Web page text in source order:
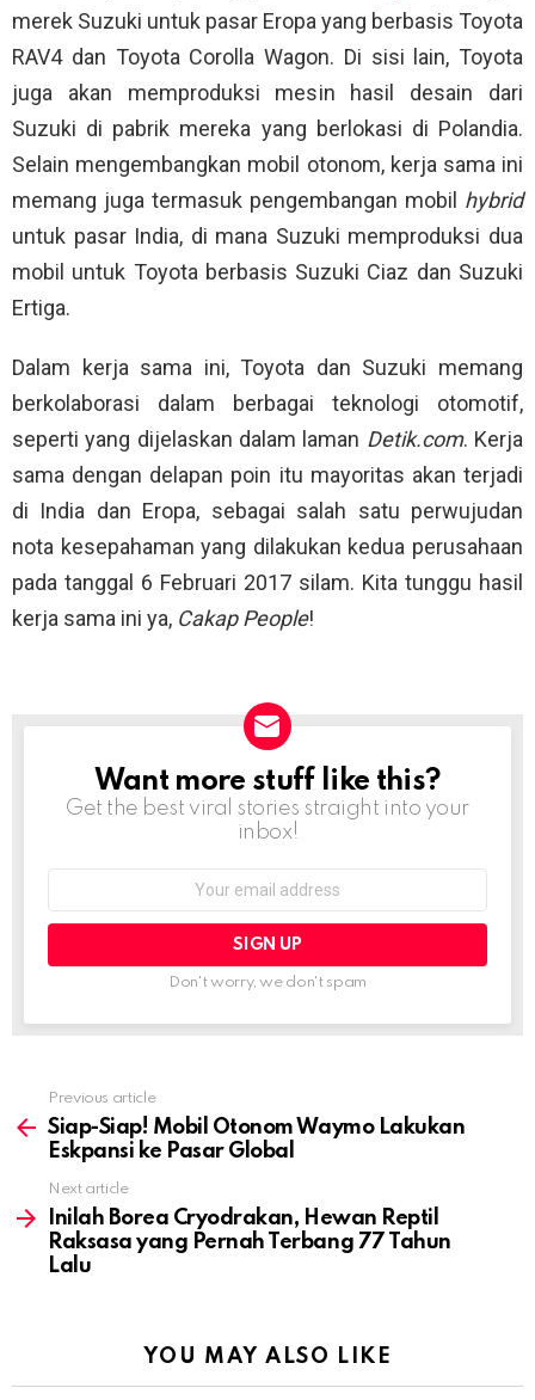
merek Suzuki untuk pasar Eropa yang berbasis Toyota
RAV4 dan Toyota Corolla Wagon. Di sisi lain, Toyota
juga akan memproduksi mesin hasil desain dari
Suzuki di pabrik mereka yang berlokasi di Polandia.
Selain mengembangkan mobil otonom, kerja sama ini
memang juga termasuk pengembangan mobil hybrid
untuk pasar India, di mana Suzuki memproduksi dua
mobil untuk Toyota berbasis Suzuki Ciaz dan Suzuki
Ertiga.
Dalam kerja sama ini, Toyota dan Suzuki memang
berkolaborasi dalam berbagai teknologi otomotif,
seperti yang dijelaskan dalam laman Detik.com. Kerja
sama dengan delapan poin itu mayoritas akan terjadi
di India dan Eropa, sebagai salah satu perwujudan
nota kesepahaman yang dilakukan kedua perusahaan
pada tanggal 6 Februari 2017 silam. Kita tunggu hasil
kerja sama ini ya, Cakap People!
NEWSLETTER
Want more stuff like this?
Get the best viral stories straight into your
inbox!
Don't worry, we don't spam
more
Previous article
Siap-Siap! Mobil Otonom Waymo Lakukan
Eskpansi ke Pasar Global
Next article
Inilah Borea Cryodrakan, Hewan Reptil
Raksasa yang Pernah Terbang 77 Tahun
Lalu
YOU MAY ALSO LIKE